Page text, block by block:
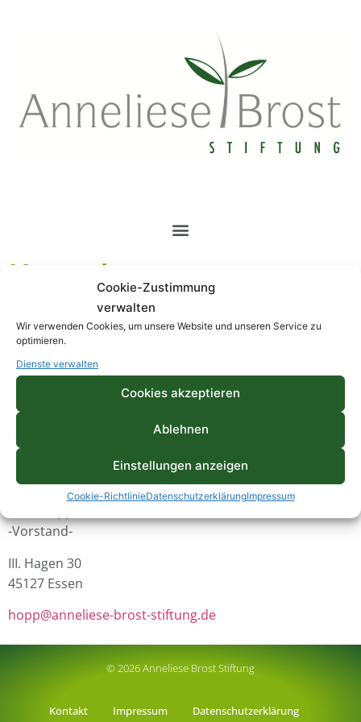
Cookie-Zustimmung
verwalten
Wir verwenden Cookies, um unsere Website und unseren Service zu
optimieren.
Dienste verwalten
Cookies akzeptieren
Ablehnen
Einstellungen anzeigen
Cookie-RichtlinieDatenschutzerklärungImpressum
Kontakt
Jugendrat derAnneliese Brost-
Stiftung
E-Mail:
jugendrat@anneliese-brost-stiftung.de
Salma El Bouchtaoui
Kaan Turhal
-Vorstand-
III. Hagen 30
45127 Essen
hopp@anneliese-brost-stiftung.de
© 2026 Anneliese Brost Stiftung
Kontakt Impressum Datenschutzerklärung